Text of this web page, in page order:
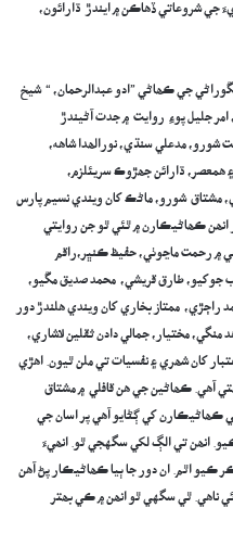
شروعاتي ڏھاڪن ۾ ايندڙ ڌارائون،
جي ڪھاڻي ”ادو عبدالرحمان، “ شيخ
امر جليل پوءِ روايت ۾ جدت آڻيندڙ
شورو، مدعلي سنڌي، نورالھدا شاھه،
ھمعصر، ڌارائن جھڙوڪ سريئلزم،
مشتاق شورو، ماڻڪ کان ويندي نسيم پارس
انھن ڪھاڻيڪارن ۾ ٿئي ٿو جن روايتي
۾ رحمت ماڃوٺي، حفيظ ڪنڀر،راقم
جوکيو، طارق قريشي، محمد صديق مڱيو،
راڄڙي، ممتاز بخاري کان ويندي ھلندڙ دور
مختيار، جمالي دادن ثقلين لاشاري،
کان شھري ۽ نفسيات تي ملن ٿيون. اھڙي
آھي. ڪھاڻين جي ھن قافلي ۾ مشتاق
ڪھاڻيڪارن کي ڳڻايو آھي پر اسان جي
انھن تي الڳ لکي سگهجي ٿو. انھيءَ
ڪيو اٿم. ان دور جا ٻيا ڪھاڻيڪار پڻ آھن
ناھي. ٿي سگهي ٿو انھن ۾ ڪي بھتر